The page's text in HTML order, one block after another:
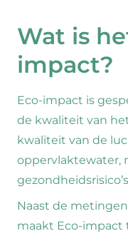
Wat is
impact?
Eco-impact is
de kwaliteit van
kwaliteit van de
oppervlaktewater,
Naast de
maakt Eco-impact